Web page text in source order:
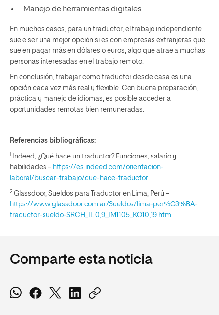
Manejo de herramientas digitales
En muchos casos, para un traductor, el trabajo independiente
suele ser una mejor opción si es con empresas extranjeras que
suelen pagar más en dólares o euros, algo que atrae a muchas
personas interesadas en el trabajo remoto.
En conclusión, trabajar como traductor desde casa es una
opción cada vez más real y flexible. Con buena preparación,
práctica y manejo de idiomas, es posible acceder a
oportunidades remotas bien remuneradas.
Referencias bibliográficas:
1
Indeed, ¿Qué hace un traductor? Funciones, salario y
habilidades – https://es.indeed.com/orientacion-
laboral/buscar-trabajo/que-hace-traductor
2Glassdoor, Sueldos para Traductor en Lima, Perú –
https://www.glassdoor.com.ar/Sueldos/lima-per%C3%BA-
traductor-sueldo-SRCH_IL.0,9_IM1105_KO10,19.htm
Comparte esta noticia